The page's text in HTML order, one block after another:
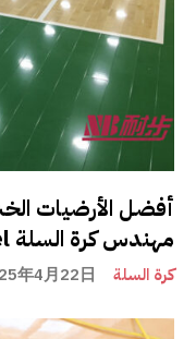
أفضل الأرضيات
مهندس كرة السلة keel، بالإضافة إلى أهم الفوائد.
كرة السلة 年4月22日